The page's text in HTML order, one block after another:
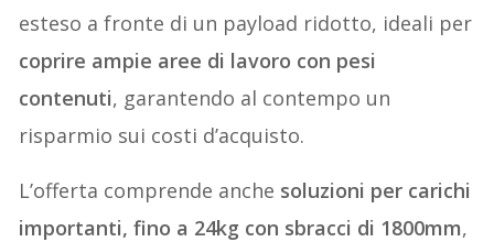
esteso a fronte di un payload ridotto, ideali per
coprire ampie aree di lavoro con pesi
contenuti, garantendo al contempo un
risparmio sui costi d’acquisto.
L’offerta comprende anche soluzioni per carichi
importanti, fino a 24kg con sbracci di 1800mm,